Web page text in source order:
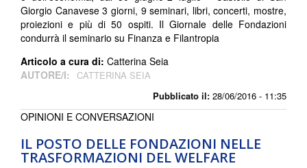
Pubblicato il: 28/06/2016 - 11:35
Giorgio Canavese 3 giorni, 9 seminari, libri, concerti, mostre,
proiezioni e più di 50 ospiti. Il Giornale delle Fondazioni
condurrà il seminario su Finanza e Filantropia
Articolo a cura di: Catterina Seia
AUTORE/I:
CATTERINA SEIA
IL POSTO DELLE FONDAZIONI NELLE
TRASFORMAZIONI DEL WELFARE
OPINIONI E CONVERSAZIONI